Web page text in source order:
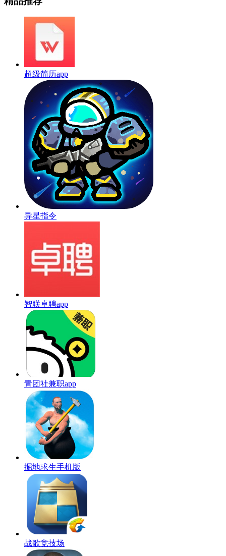
超级简历app
异星指令
智联卓聘app
青团社兼职app
掘地求生手机版
战歌竞技场